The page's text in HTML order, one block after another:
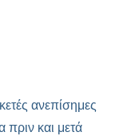
ανεπίσημες
και μετά